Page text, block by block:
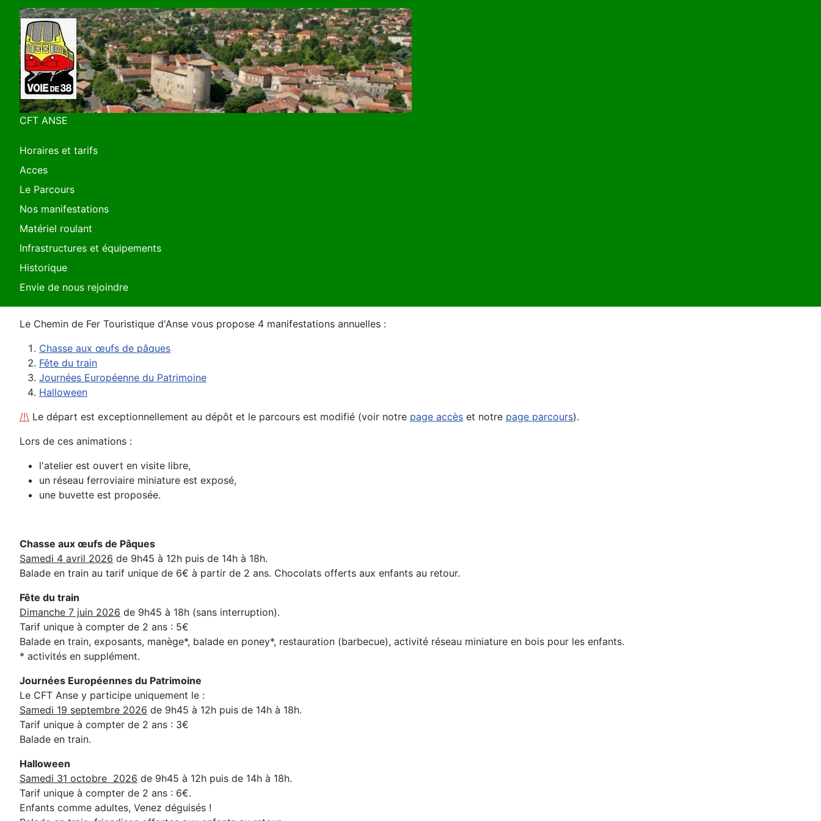
CFT ANSE
Horaires et tarifs
Acces
Le Parcours
Nos manifestations
Matériel roulant
Infrastructures et équipements
Historique
Envie de nous rejoindre
Le Chemin de Fer Touristique d'Anse vous propose 4 manifestations annuelles :
Chasse aux œufs de pâques
Fête du train
Journées Européenne du Patrimoine
Halloween
/!\ Le départ est exceptionnellement au dépôt et le parcours est modifié (voir notre page accès et notre page parcours).
Lors de ces animations :
l'atelier est ouvert en visite libre,
un réseau ferroviaire miniature est exposé,
une buvette est proposée.
Chasse aux œufs de Pâques
Samedi 4 avril 2026 de 9h45 à 12h puis de 14h à 18h.
Balade en train au tarif unique de 6€ à partir de 2 ans. Chocolats offerts aux enfants au retour.
Fête du train
Dimanche 7 juin 2026 de 9h45 à 18h (sans interruption).
Tarif unique à compter de 2 ans : 5€
Balade en train, exposants, manège*, balade en poney*, restauration (barbecue), activité réseau miniature en bois pour les enfants.
* activités en supplément.
Journées Européennes du Patrimoine
Le CFT Anse y participe uniquement le :
Samedi 19 septembre 2026 de 9h45 à 12h puis de 14h à 18h.
Tarif unique à compter de 2 ans : 3€
Balade en train.
Halloween
Samedi 31 octobre 2026 de 9h45 à 12h puis de 14h à 18h.
Tarif unique à compter de 2 ans : 6€.
Enfants comme adultes, Venez déguisés !